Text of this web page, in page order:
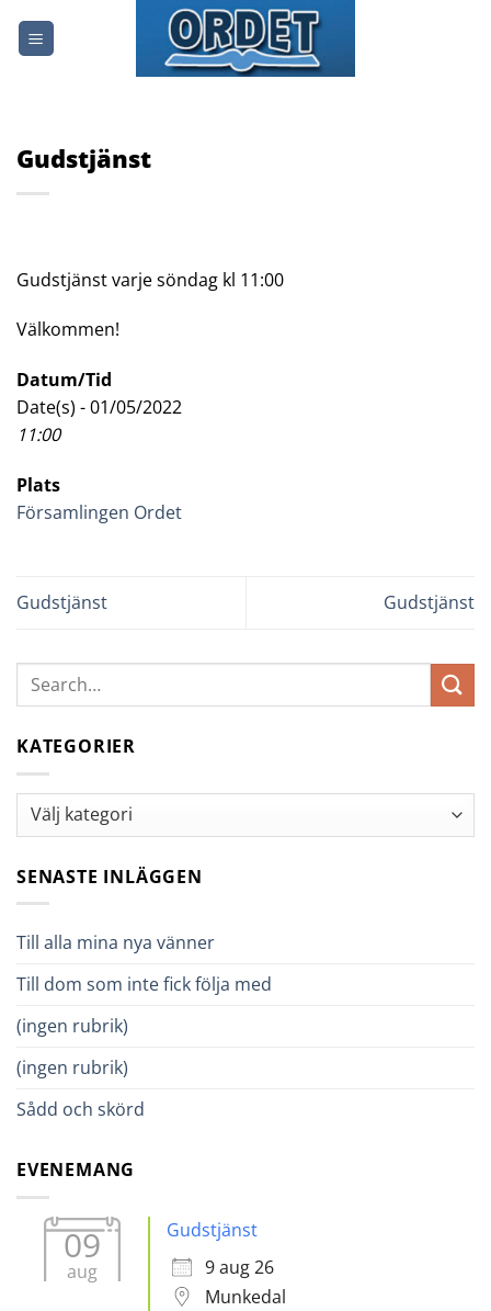
Gudstjänst
Gudstjänst varje söndag kl 11:00
Välkommen!
Datum/Tid
Date(s) - 01/05/2022
11:00
Plats
Församlingen Ordet
Gudstjänst Gudstjänst
KATEGORIER
Kategorier
SENASTE INLÄGGEN
Till alla mina nya vänner
Till dom som inte fick följa med
(ingen rubrik)
(ingen rubrik)
Sådd och skörd
EVENEMANG
09
aug
Gudstjänst
9 aug 26
Munkedal